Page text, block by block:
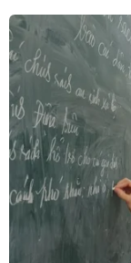
SEA Games
thành công
05/04/2023 12:22
Lá thăm đã
cùng Thái Lan,